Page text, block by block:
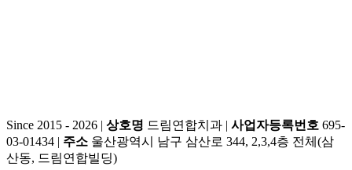
Since 2015 - 2026 | 상호명 드림연합치과 | 사업자등록번호 695-
03-01434 | 주소 울산광역시 남구 삼산로 344, 2,3,4층 전체(삼
산동, 드림연합빌딩)